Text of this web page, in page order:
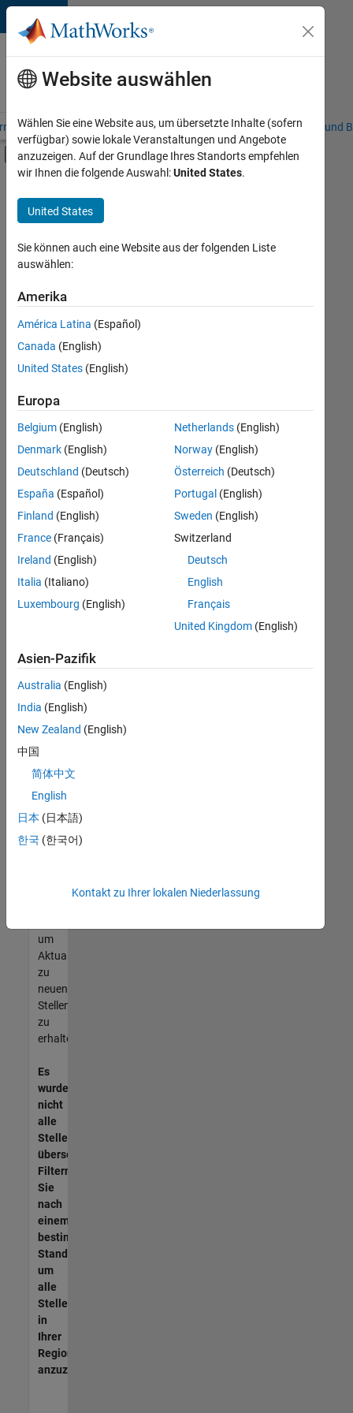
Weiter zum Inhalt
Karriere
bei
MathWorks
– Übersicht Stellensuche Niederlassungen Studierende und
Umschaltung für Off-Canvas-
Hauptinhalt
Programm für Berufseinsteiger (EDG)
Business Applications and Tools
Information Technology
Infrastructure and Architecture
Program Management
Quality Engineering
Release Engineering
Technical Writing
+7
Derzeit
es
keine
offenen
Stellen,
Ihren
Suchkriterien
entsprechen.
können
die
Suchkriterien
weiter
fassen
oder
alle
Stellenangebote
anzeigen .
noch
keine
offenen
Stellen
können,
die
Ihren
entsprechen,
werden
unseres
um
Aktualisierungen
zu
neuen
Stellenangeboten
zu
erhalten.
Es
wurden
nicht
alle
Stellen
übersetzt.
Filtern
Sie
nach
einem
bestimmten
Standort,
um
alle
Stellenangebote
in
Ihrer
Region
anzuzeigen.
Website auswählen
Wählen Sie eine Website aus, um übersetzte Inhalte (sofern
verfügbar) sowie lokale Veranstaltungen und Angebote
anzuzeigen. Auf der Grundlage Ihres Standorts empfehlen
wir Ihnen die folgende Auswahl:United States.
United States
Sie können auch eine Website aus der folgenden Liste
auswählen:
Amerika
América Latina (Español)
Canada (English)
United States (English)
Europa
Belgium (English)
Denmark (English)
Deutschland (Deutsch)
España (Español)
Finland (English)
France (Français)
Ireland (English)
Italia (Italiano)
Luxembourg (English)
Netherlands(English)
Norway(English)
Österreich (Deutsch)
Portugal (English)
Sweden (English)
Switzerland
Deutsch
English
Français
United Kingdom(English)
Asien-Pazifik
Australia (English)
India (English)
New Zealand (English)
中国
简体中文
English
日本 (日本語)
한국 (한국어)
Kontakt zu Ihrer lokalen Niederlassung